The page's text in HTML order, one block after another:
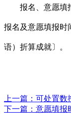
报名、意愿填报
报名及意愿填报时
语）折算成就〕。
上一篇： 可处置数
下一篇： 意愿填报